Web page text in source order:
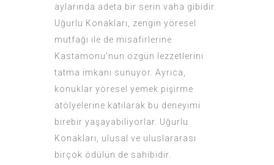
aylarında adeta bir serin vaha gibidir.
Uğurlu Konakları, zengin yöresel
mutfağı ile de misafirlerine
Kastamonu’nun özgün lezzetlerini
tatma imkanı sunuyor. Ayrıca,
konuklar yöresel yemek pişirme
atölyelerine katılarak bu deneyimi
birebir yaşayabiliyorlar. Uğurlu
Konakları, ulusal ve uluslararası
birçok ödülün de sahibidir.